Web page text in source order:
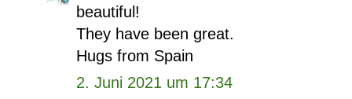
beautiful!
They have been great.
Hugs from Spain
2. Juni 2021 um 17:34